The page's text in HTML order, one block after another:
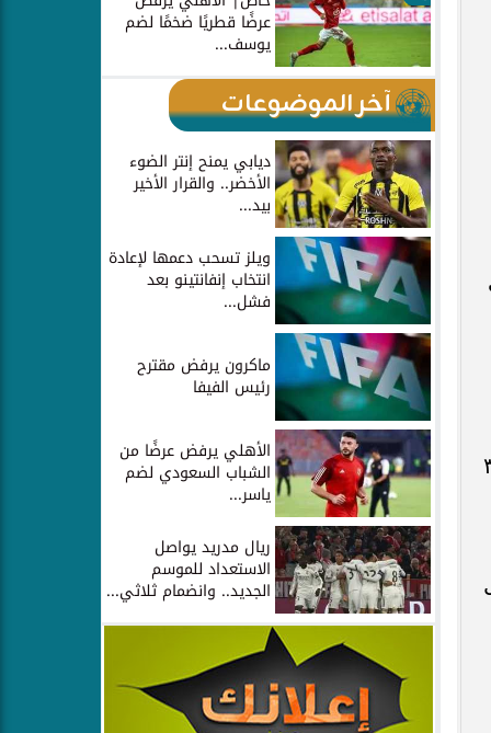
من ٣٠٠٠
عرضًا قطريًا ضخمًا لضم
يوسف...
آخر الموضوعات
ديابي يمنح إنتر الضوء
الأخضر.. والقرار الأخير
بيد...
ويلز تسحب دعمها لإعادة
انتخاب إنفانتينو بعد
فشل...
ماكرون يرفض مقترح
رئيس الفيفا
الأهلي يرفض عرضًا من
الشباب السعودي لضم
ياسر...
ريال مدريد يواصل
الاستعداد للموسم
الجديد.. وانضمام ثلاثي...